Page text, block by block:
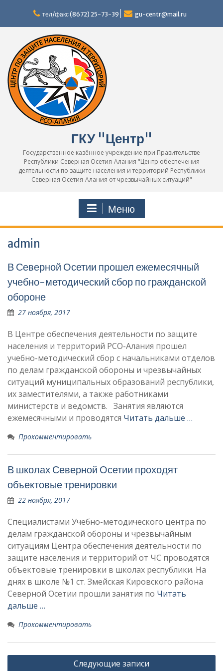
содержимому
тел/факс (8672) 25-73-39 gu-centr@mail.ru
ГКУ "Центр"
Государственное казённое учреждение при Правительстве
Республики Северная Осетия-Алания "Центр обеспечения
деятельности по защите населения и территорий Республики
Северная Осетия-Алания от чрезвычайных ситуаций"
Меню
admin
В Северной Осетии прошел ежемесячный
учебно-методический сбор по гражданской
обороне
27 ноября, 2017
В Центре обеспечения деятельности по защите
населения и территорий РСО-Алания прошел
учебно-методический сбор с начальниками отделов
по делам гражданской обороны и чрезвычайных
ситуаций муниципальных образований республики,
их заместителями, а также работниками
министерств и ведомств. Занятия являются
ежемесячными и проводятся Читать дальше …
Прокомментировать
В школах Северной Осетии проходят
объектовые тренировки
22 ноября, 2017
Специалистами Учебно-методического центра по
делам гражданской обороны и чрезвычайным
ситуациям Центра обеспечения деятельности по
защите населения и территорий от ЧС проводятся
объектовые тренировки в школах республики. На
днях в школе №1 ст. Змейская Кировского района
Северной Осетии прошли занятия по Читать
дальше …
Прокомментировать
Навигация
Следующие записи